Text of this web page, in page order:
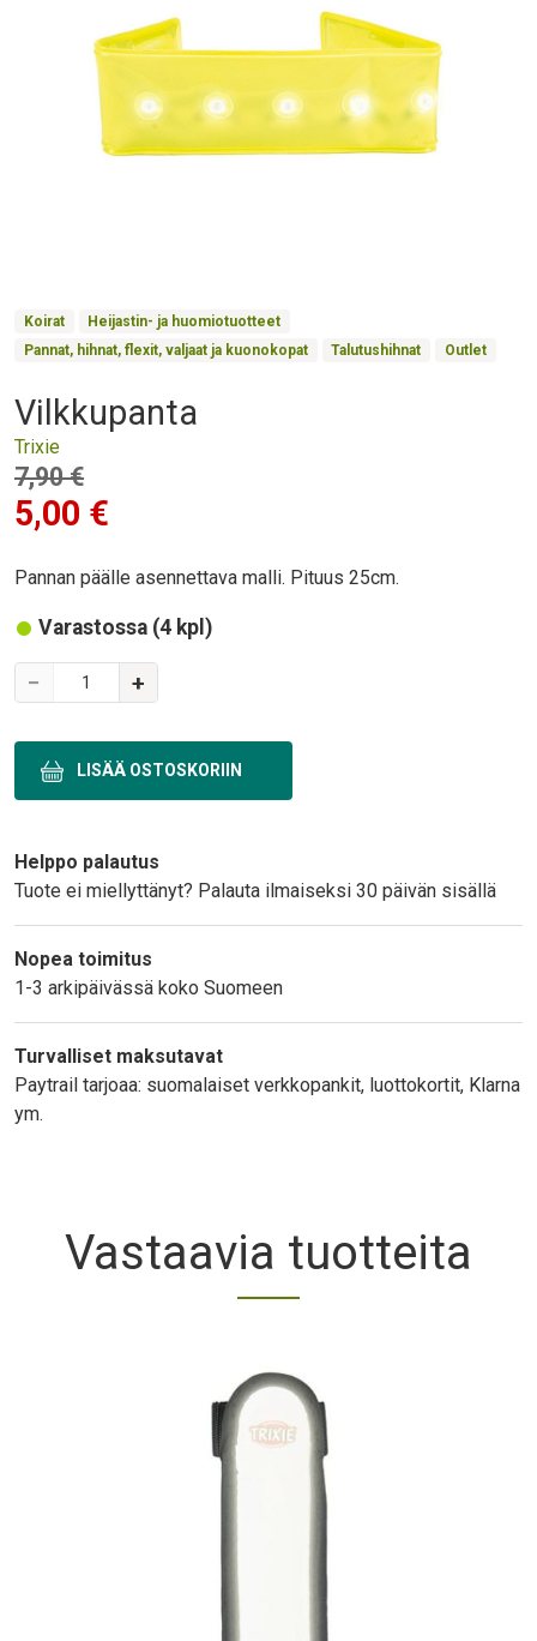
Product Collections
Koirat
Heijastin- ja huomiotuotteet
Pannat, hihnat, flexit, valjaat ja kuonokopat
Talutushihnat Outlet
Otsikko
Vilkkupanta
Trixie
Hinta
7,90 €
5,00 €
Body
Pannan päälle asennettava malli. Pituus 25cm.
Varastossa (4 kpl)
Variations
− +
Text
Helppo palautus
Tuote ei miellyttänyt? Palauta ilmaiseksi 30 päivän sisällä
Nopea toimitus
1-3 arkipäivässä koko Suomeen
Turvalliset maksutavat
Paytrail tarjoaa: suomalaiset verkkopankit, luottokortit, Klarna
ym.
Vastaavia tuotteita